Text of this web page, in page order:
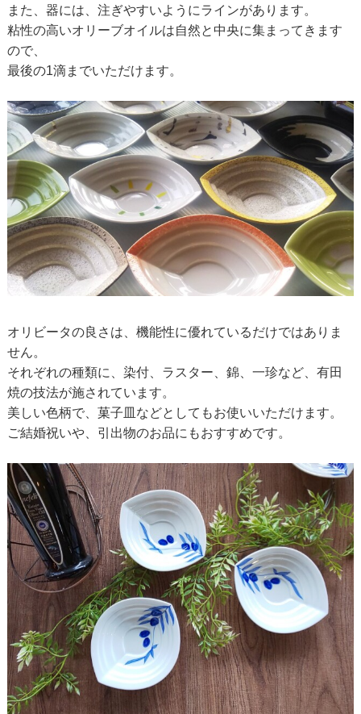
また、器には、注ぎやすいようにラインがあります。
粘性の高いオリーブオイルは自然と中央に集まってきます
ので、
最後の1滴までいただけます。
オリビータの良さは、機能性に優れているだけではありま
せん。
それぞれの種類に、染付、ラスター、錦、一珍など、有田
焼の技法が施されています。
美しい色柄で、菓子皿などとしてもお使いいただけます。
ご結婚祝いや、引出物のお品にもおすすめです。